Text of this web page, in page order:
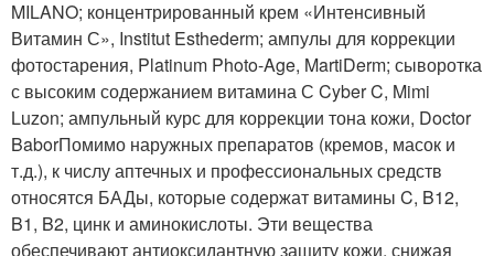
MILANO; концентрированный крем «Интенсивный
Витамин С», Institut Esthederm; ампулы для коррекции
фотостарения, Platinum Photo-Age, MartiDerm; сыворотка
с высоким содержанием витамина С Cyber C, Mimi
Luzon; ампульный курс для коррекции тона кожи, Doctor
BaborПомимо наружных препаратов (кремов, масок и
т.д.), к числу аптечных и профессиональных средств
относятся БАДы, которые содержат витамины C, B12,
B1, B2, цинк и аминокислоты. Эти вещества
обеспечивают антиоксидантную защиту кожи, снижая